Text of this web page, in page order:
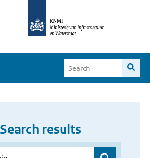
Search results